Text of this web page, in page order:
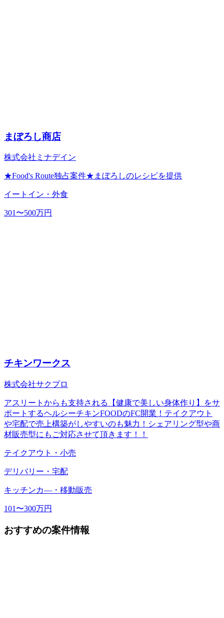
まぼろし商店
株式会社ミナデイン
★Food's Route独占案件★まぼろしのレシピを提供
イートイン・外食
301〜500万円
チキンワークス
株式会社サクプロ
アスリートからも支持される【健康で美しい身体作り】をサ
ポートするヘルシーチキンFOODのFC開業！テイクアウト
や宅配で売上構築がしやすいのも魅力！シェアリング型や商
材販売型にもご対応させて頂きます！！
テイクアウト・小売
デリバリー・宅配
キッチンカ―・移動販売
101〜300万円
おすすめの案件情報